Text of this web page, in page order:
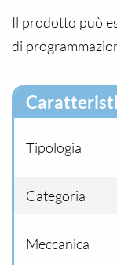
Il prodotto può
di
Tipologia
Categoria
Meccanica